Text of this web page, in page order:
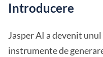
Introducere
Jasper AI a devenit
instrumente de